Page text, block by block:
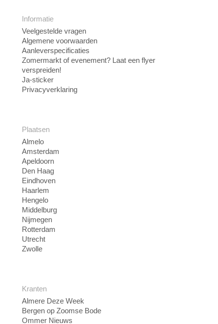
Informatie
Veelgestelde vragen
Algemene voorwaarden
Aanleverspecificaties
Zomermarkt of evenement? Laat een flyer
verspreiden!
Ja-sticker
Privacyverklaring
Plaatsen
Almelo
Amsterdam
Apeldoorn
Den Haag
Eindhoven
Haarlem
Hengelo
Middelburg
Nijmegen
Rotterdam
Utrecht
Zwolle
Kranten
Almere Deze Week
Bergen op Zoomse Bode
Ommer Nieuws